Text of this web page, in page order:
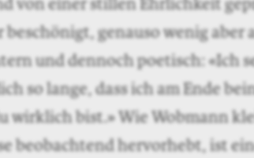
beschönigt, genauso wenig aber
und dennoch poetisch: «Ich
so lange, dass ich am Ende
wirklich bist.» Wie Wobmann
beobachtend hervorhebt, ist